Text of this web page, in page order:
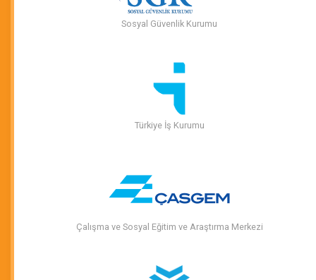
Sosyal Güvenlik Kurumu
Türkiye İş Kurumu
Çalışma ve Sosyal Eğitim ve Araştırma Merkezi